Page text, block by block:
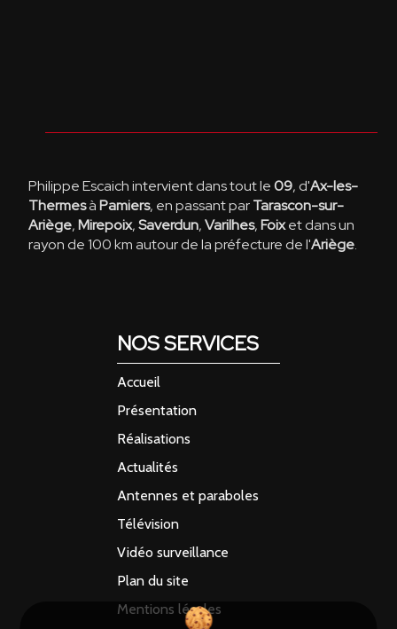
NOS SERVICES
Accueil
Présentation
Réalisations
Actualités
Antennes et paraboles
Télévision
Vidéo surveillance
Plan du site
Mentions légales
Philippe Escaich intervient dans tout le09, d'Ax-les-
ThermesàPamiers, en passant parTarascon-sur-
Ariège,Mirepoix,Saverdun,Varilhes,Foixet dans un
rayon de 100 km autour de la préfecture de l'Ariège.